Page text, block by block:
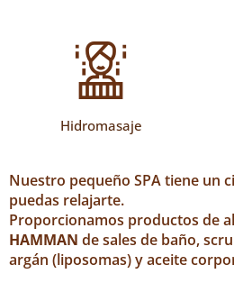
Hidromasaje
Nuestro pequeño SPA tiene un
puedas relajarte.
Proporcionamos productos de
HAMMAN de sales de baño,
argán (liposomas) y aceite